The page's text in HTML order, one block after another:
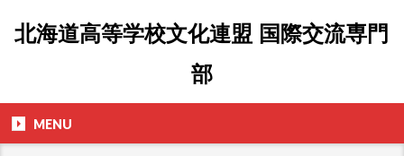
北海道高等学校文化連盟 国際交流専門
部
MENU